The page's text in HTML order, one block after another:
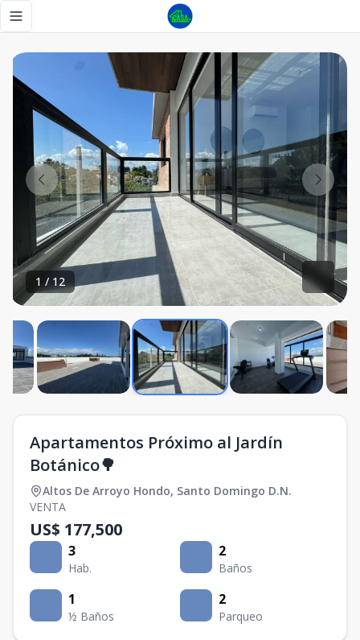
Toggle navigation menu
1 / 12
Apartamentos Próximo al Jardín
Botánico🌳
Altos De Arroyo Hondo, Santo Domingo D.N.
VENTA
US$ 177,500
3
Hab.
2
Baños
1
½ Baños
2
Parqueo
Apartamentos Próximo al Jardín Botánico🌳 - Tu Casa RD